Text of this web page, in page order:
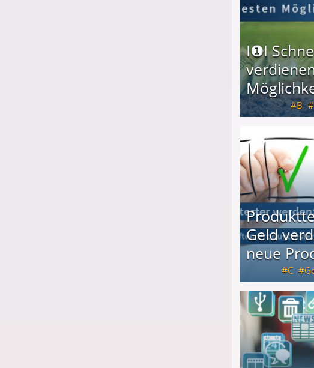
I❶I
B
Geld
neue
C
Produkttester werden und Geld verdienen ↻ Täglich neue